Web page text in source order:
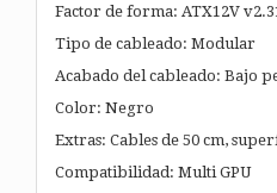
Factor de forma: ATX12V
Tipo de cableado: Modular
Acabado del cableado: Bajo
Color: Negro
Extras: Cables de 50 cm,
Compatibilidad: Multi GPU